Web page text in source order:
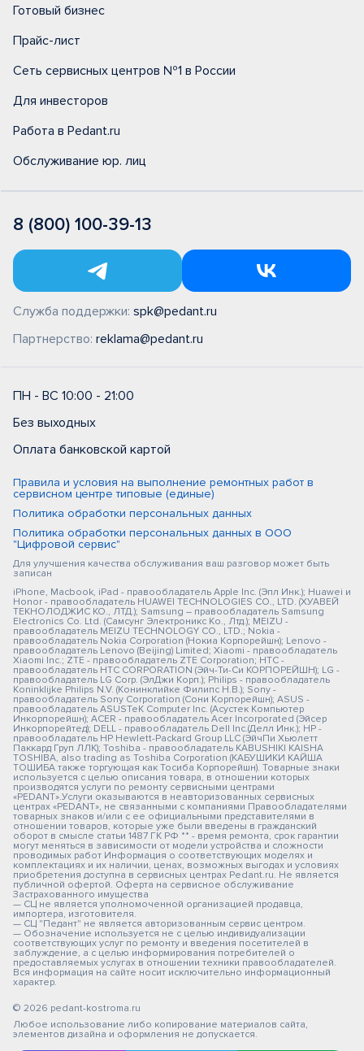
Готовый бизнес
Прайс-лист
Сеть сервисных центров №1 в России
Для инвесторов
Работа в Pedant.ru
Обслуживание юр. лиц
8 (800) 100-39-13
Служба поддержки: spk@pedant.ru
Партнерство: reklama@pedant.ru
ПН - ВС 10:00 - 21:00
Без выходных
Оплата банковской картой
Правила и условия на выполнение ремонтных работ в
сервисном центре типовые (единые)
Политика обработки персональных данных
Политика обработки персональных данных в ООО
"Цифровой сервис"
Для улучшения качества обслуживания ваш разговор может быть
записан
iPhone, Macbook, iPad - правообладатель Apple Inc. (Эпл Инк.); Huawei и
Honor - правообладатель HUAWEI TECHNOLOGIES CO., LTD. (ХУАВЕЙ
ТЕКНОЛОДЖИС КО., ЛТД.); Samsung – правообладатель Samsung
Electronics Co. Ltd. (Самсунг Электроникс Ко., Лтд.); MEIZU -
правообладатель MEIZU TECHNOLOGY CO., LTD.; Nokia -
правообладатель Nokia Corporation (Нокиа Корпорейшн); Lenovo -
правообладатель Lenovo (Beijing) Limited; Xiaomi - правообладатель
Xiaomi Inc.; ZTE - правообладатель ZTE Corporation; HTC -
правообладатель HTC CORPORATION (Эйч-Ти-Си КОРПОРЕЙШН); LG -
правообладатель LG Corp. (ЭлДжи Корп.); Philips - правообладатель
Koninklijke Philips N.V. (Конинклийке Филипс Н.В.); Sony -
правообладатель Sony Corporation (Сони Корпорейшн); ASUS -
правообладатель ASUSTeK Computer Inc. (Асустек Компьютер
Инкорпорейшн); ACER - правообладатель Acer Incorporated (Эйсер
Инкорпорейтед); DELL - правообладатель Dell Inc.(Делл Инк.); HP -
правообладатель HP Hewlett-Packard Group LLC (ЭйчПи Хьюлетт
Паккард Груп ЛЛК); Toshiba - правообладатель KABUSHIKI KAISHA
TOSHIBA, also trading as Toshiba Corporation (КАБУШИКИ КАЙША
ТОШИБА также торгующая как Тосиба Корпорейшн). Товарные знаки
используется с целью описания товара, в отношении которых
производятся услуги по ремонту сервисными центрами
«PEDANT».Услуги оказываются в неавторизованных сервисных
центрах «PEDANT», не связанными с компаниями Правообладателями
товарных знаков и/или с ее официальными представителями в
отношении товаров, которые уже были введены в гражданский
оборот в смысле статьи 1487 ГК РФ ** - время ремонта, срок гарантии
могут меняться в зависимости от модели устройства и сложности
проводимых работ Информация о соответствующих моделях и
комплектациях и их наличии, ценах, возможных выгодах и условиях
приобретения доступна в сервисных центрах Pedant.ru. Не является
публичной офертой. Оферта на сервисное обслуживание
Застрахованного имущества
— СЦ не является уполномоченной организацией продавца,
импортера, изготовителя.
— СЦ "Педант" не является авторизованным сервис центром.
— Обозначение используется не с целью индивидуализации
соответствующих услуг по ремонту и введения посетителей в
заблуждение, а с целью информирования потребителей о
предоставляемых услугах в отношении техники правообладателей.
Вся информация на сайте носит исключительно информационный
характер.
© 2026 pedant-kostroma.ru
Любое использование либо копирование материалов сайта,
элементов дизайна и оформления не допускается.